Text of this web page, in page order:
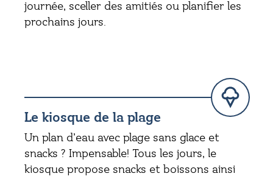
journée, sceller des amitiés ou planifier les
prochains jours.
Le kiosque de la plage
Un plan d’eau avec plage sans glace et
snacks ? Impensable! Tous les jours, le
kiosque propose snacks et boissons ainsi